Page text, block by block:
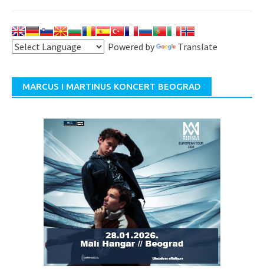
Powered by Translate
MARCUS I MARTINUS KONCERT BEOGRAD